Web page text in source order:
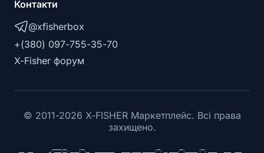
Контакти
@xfisherbox
+(380) 097-755-35-70
X-Fisher форум
© 2011-2026 X-FISHER Маркетплейс. Всі права
захищено.
___  ___         _/ ____\__| _____|  |__   ___________    _____ _____ _______|  | __ _____/  |_______ |  | _____    ____  ____